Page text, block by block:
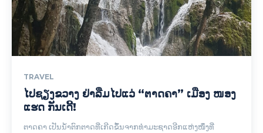
TRAVEL
ໄປຊຽງຂວາງ ຢ່າລືມໄປແວ່ “ຕາດຄາ” ເມືອງ ໜອງ
ແຮດ ກັນເດີ້!
ຕາດຄາ ເປັນນ້ຳຕົກຕາດທີ່ເກີດຂຶ້ນຈາກທຳມະຊາດອີກແຫ່ງໜຶ່ງທີ່